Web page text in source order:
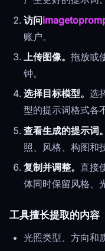
访问
账户。
上传图像。 拖放或
钟。
选择目标模型。 选
型的提示词格式各
查看生成的提示词。
照、风格、构图和
复制并调整。 直接
体同时保留风格、
工具擅长提取的内容
光照类型、方向和